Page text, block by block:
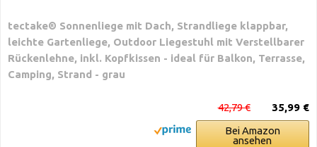
tectake® Sonnenliege mit Dach, Strandliege klappbar,
leichte Gartenliege, Outdoor Liegestuhl mit Verstellbarer
Rückenlehne, inkl. Kopfkissen - ideal für Balkon, Terrasse,
Camping, Strand - grau
35,99 €
42,79 €
Bei Amazon
ansehen